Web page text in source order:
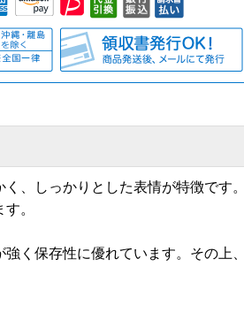
、しっかりとした表情が特徴です。
。
く保存性に優れています。その上